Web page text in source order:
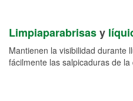
Limpiaparabrisasy
Mantienen la visibilidad durante
fácilmente las salpicaduras de